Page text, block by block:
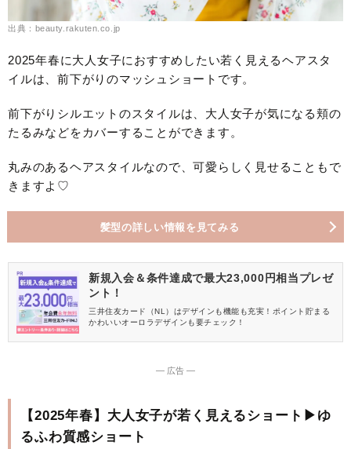
出典：beauty.rakuten.co.jp
2025年春に大人女子におすすめしたい若く見えるヘアスタ
イルは、前下がりのマッシュショートです。
前下がりシルエットのスタイルは、大人女子が気になる頬の
たるみなどをカバーすることができます。
丸みのあるヘアスタイルなので、可愛らしく見せることもで
きますよ♡
髪型の詳しい情報を見てみる
新規入会＆条件達成で最大23,000円相当プレゼ
ント！
三井住友カード（NL）はデザインも機能も充実！ポイント貯まる
かわいいオーロラデザインも要チェック！
― 広告 ―
【2025年春】大人女子が若く見えるショート▶ゆ
るふわ質感ショート